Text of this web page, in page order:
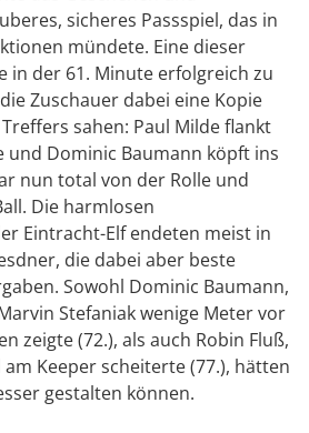
sicheres Passspiel, das in
mündete. Eine dieser
in der 61. Minute erfolgreich zu
Zuschauer dabei eine Kopie
sahen: Paul Milde flankt
und Dominic Baumann köpft ins
nun total von der Rolle und
Die harmlosen
Eintracht-Elf endeten meist in
die dabei aber beste
Sowohl Dominic Baumann,
Stefaniak wenige Meter vor
zeigte (72.), als auch Robin Fluß,
Keeper scheiterte (77.), hätten
gestalten können.